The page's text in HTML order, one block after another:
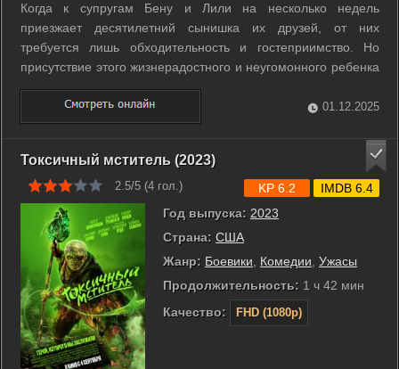
Когда к супругам Бену и Лили на несколько недель
приезжает десятилетний сынишка их друзей, от них
требуется лишь обходительность и гостеприимство. Но
присутствие этого жизнерадостного и неугомонного ребенка
потребовало гораздо больше – всех их душевных сил и
стойкости. Ведь семья так и не смогла пережить личную
драму – смерть единственного сына. ...
01.12.2025
Токсичный мститель (2023)
2.5/5 (4 гол.)
Год выпуска: 2023
Страна: США
Жанр: Боевики Комедии Ужасы
Продолжительность: 1 ч 42 мин
Качество:
FHD (1080p)
KP 6.2 IMDB 6.4